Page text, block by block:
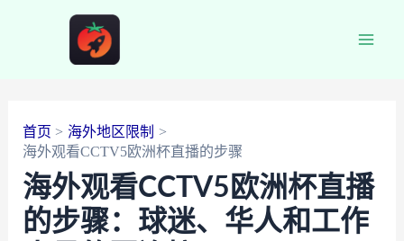
首页
海外地区限制
海外观看CCTV5欧洲杯直播的步骤
海外观看CCTV5欧洲杯直播
的步骤：球迷、华人和工作